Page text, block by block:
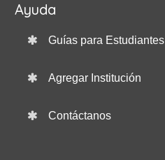
Ayuda
Guías para Estudiantes
Agregar Institución
Contáctanos